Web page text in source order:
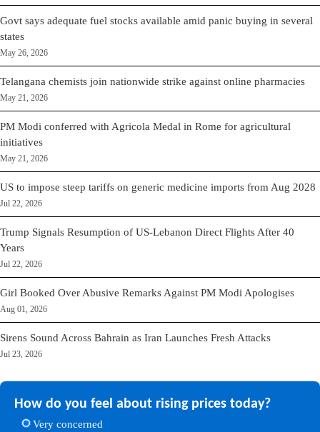
Govt says adequate fuel stocks available amid panic buying in several
states
May 26, 2026
Telangana chemists join nationwide strike against online pharmacies
May 21, 2026
PM Modi conferred with Agricola Medal in Rome for agricultural
initiatives
May 21, 2026
US to impose steep tariffs on generic medicine imports from Aug 2028
Jul 22, 2026
Trump Signals Resumption of US-Lebanon Direct Flights After 40
Years
Jul 22, 2026
Girl Booked Over Abusive Remarks Against PM Modi Apologises
Aug 01, 2026
Sirens Sound Across Bahrain as Iran Launches Fresh Attacks
Jul 23, 2026
How do you feel about rising prices today?
Very concerned